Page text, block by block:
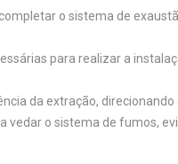
o sistema de
para realizar a
da extração,
vedar o sistema de fumos,